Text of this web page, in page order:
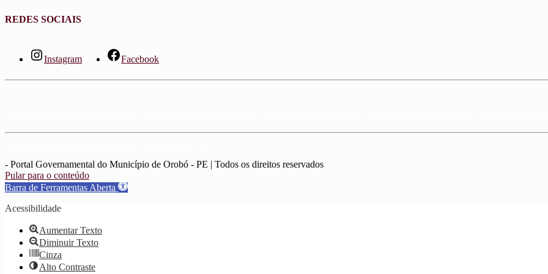
REDES SOCIAIS
Instagram Facebook
- Portal Governamental do Município de Orobó - PE | Todos os direitos reservados
Pular para o conteúdo
Barra de Ferramentas Aberta
Acessibilidade
Aumentar Texto
Diminuir Texto
Cinza
Alto Contraste